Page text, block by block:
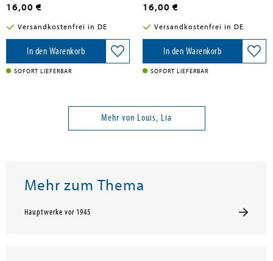
16,00 €
Versandkostenfrei in DE
In den Warenkorb
SOFORT LIEFERBAR
16,00 €
Versandkostenfrei in DE
In den Warenkorb
SOFORT LIEFERBAR
Mehr von Louis, Lia
Mehr zum Thema
Hauptwerke vor 1945